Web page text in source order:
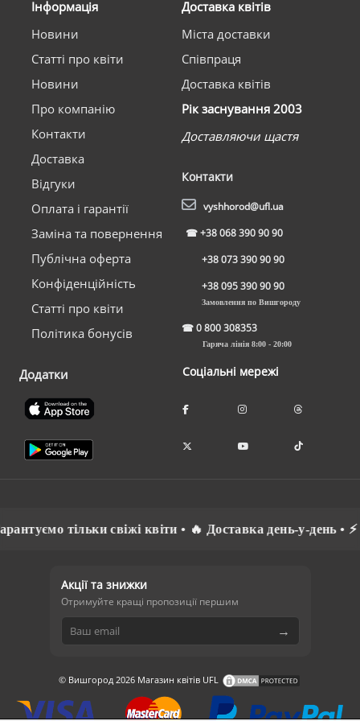
Інформація
Новини
Статті про квіти
Новини
Про компанію
Контакти
Доставка
Відгуки
Оплата і гарантії
Заміна та повернення
Публічна оферта
Конфіденційність
Статті про квіти
Політика бонусів
Додатки
Доставка квітів
Міста доставки
Співпраця
Доставка квітів
Рік заснування 2003
Доставляючи щастя
Контакти
vyshhorod@ufl.ua
☎+38 068 390 90 90
+38 073 390 90 90
+38 095 390 90 90
Замовлення по Вишгороду
☎0 800 308353
Гаряча лінія 8:00 - 20:00
Соціальні мережі
тільки свіжі квіти • 🔥 Доставка день-у-день • ⚡
Акції та знижки
Отримуйте кращі пропозиції першим
→
© Вишгород 2026 Магазин квітів UFL